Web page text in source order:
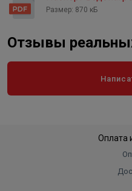
Нагревательный элемент
Цвет
Размер: 870 кБ
Отзывы
Оплата